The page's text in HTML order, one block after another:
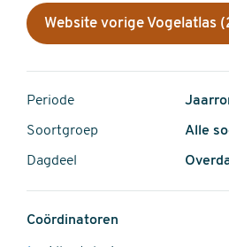
Website vorige Vogelatlas
Periode
Soortgroep Alle
Dagdeel
Coördinatoren